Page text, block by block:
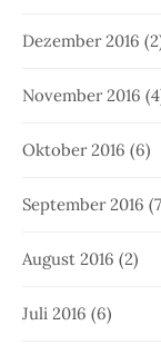
Dezember 2016
November 2016
Oktober 2016 (6)
September 2016
August 2016 (2)
Juli 2016 (6)